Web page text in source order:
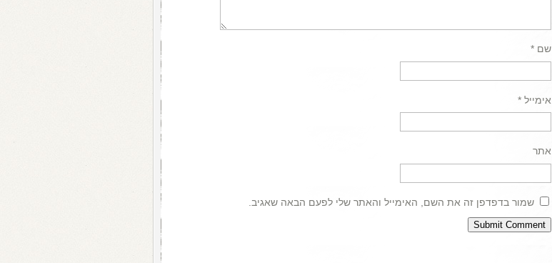
שם *
אימייל *
אתר
שמור בדפדפן זה את השם, האימייל והאתר שלי לפעם הבאה שאגיב.